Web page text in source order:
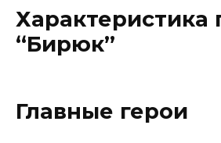
Характеристика
“Бирюк”
Главные герои